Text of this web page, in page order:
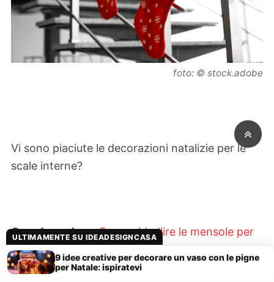
foto: © stock.adobe
Vi sono piaciute le decorazioni natalizie per le
scale interne?
Guarda anche>Come abbellire le mensole per
Natale: ecco le bellissime idee per una casa a
festa
ULTIMAMENTE SU IDEADESIGNCASA
9 idee creative per decorare un vaso con le pigne
per Natale: ispiratevi